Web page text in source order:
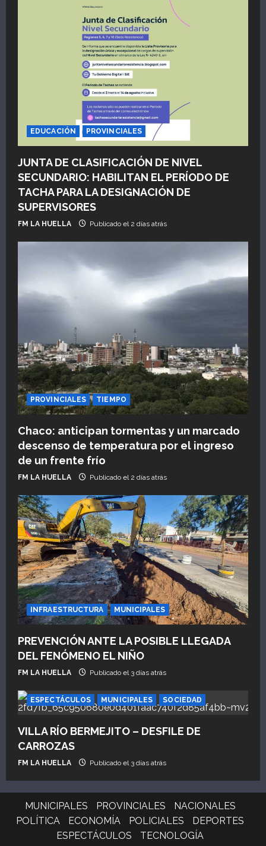
EDUCACIÓN PROVINCIALES
JUNTA DE CLASIFICACIÓN DE NIVEL
SECUNDARIO: HABILITAN EL PERÍODO DE
TACHA PARA LA DESIGNACIÓN DE
SUPERVISORES
FM LA HUELLA Publicado el 2 días atrás
PROVINCIALES TIEMPO
Chaco: anticipan tormentas y un marcado
descenso de temperatura por el ingreso
de un frente frío
FM LA HUELLA Publicado el 2 días atrás
INFRAESTRUCTURA MUNICIPALES
PREVENCIÓN ANTE LA POSIBLE LLEGADA
DEL FENÓMENO EL NIÑO
FM LA HUELLA Publicado el 3 días atrás
ESPECTÁCULOS MUNICIPALES SOCIEDAD
VILLA RÍO BERMEJITO – DESFILE DE
CARROZAS
FM LA HUELLA Publicado el 3 días atrás
MUNICIPALES PROVINCIALES
NACIONALES
POLÍTICA
ECONOMÍA POLICIALES
DEPORTES
ESPECTÁCULOS
TECNOLOGÍA